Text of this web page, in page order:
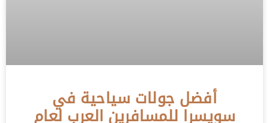
أفضل جولات سياحية في
سويسرا للمسافرين العرب لعام